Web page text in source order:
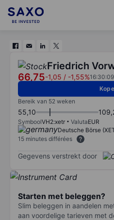
Friedrich
66,75-1,05 / -1,55%16:30:09
Bereik van 52 weken
55,10
SymboolVH2:xetr ValutaEUR
Deutsche Börse
15 minutes différées
Gegevens verstrekt door
Starten met beleggen?
Slim beleggen in aandelen
aan voordelige tarieven met